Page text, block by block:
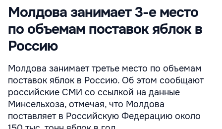
Молдова занимает 3-е место
по объемам поставок яблок в
Россию
Молдова занимает третье место по объемам
поставок яблок в Россию. Об этом сообщают
российские СМИ со ссылкой на данные
Минсельхоза, отмечая, что Молдова
поставляет в Российскую Федерацию около